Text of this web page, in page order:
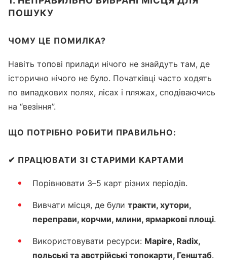
ПОШУКУ
ЧОМУ ЦЕ ПОМИЛКА?
Навіть топові прилади нічого не знайдуть там, де
історично нічого не було. Початківці часто ходять
по випадкових полях, лісах і пляжах, сподіваючись
на “везіння”.
ЩО ПОТРІБНО РОБИТИ ПРАВИЛЬНО:
✔ ПРАЦЮВАТИ ЗІ СТАРИМИ КАРТАМИ
Порівнювати 3–5 карт різних періодів.
Вивчати місця, де були тракти, хутори,
переправи, корчми, млини, ярмаркові площі.
Використовувати ресурси: Mapire, Radix,
польські та австрійські топокарти, Генштаб.